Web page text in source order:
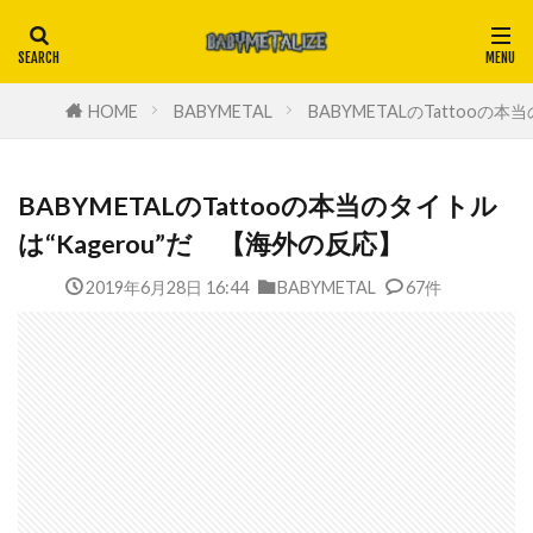
HOME BABYMETAL BABYMETALのTattooの本
BABYMETALのTattooの本当のタイトル
は“Kagerou”だ 【海外の反応】
2019年6月28日 16:44 BABYMETAL 67件